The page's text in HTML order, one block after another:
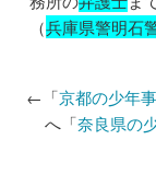
（兵庫県警明石
←「京都の少年
へ「奈良県の